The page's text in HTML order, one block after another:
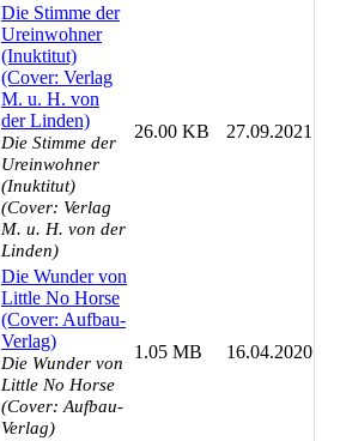
Die Stimme der
Ureinwohner
(Inuktitut)
(Cover: Verlag
M. u. H. von
der Linden)
Die Stimme der
Ureinwohner
(Inuktitut)
(Cover: Verlag
M. u. H. von der
Linden)
26.00 KB 27.09.2021
Die Wunder von
Little No Horse
(Cover: Aufbau-
Verlag)
Die Wunder von
Little No Horse
(Cover: Aufbau-
Verlag)
1.05 MB 16.04.2020